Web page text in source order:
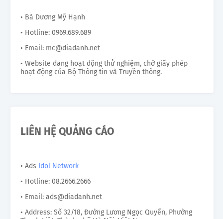
• Bà Dương Mỹ Hạnh
• Hotline: 0969.689.689
• Email: mc@diadanh.net
• Website đang hoạt động thử nghiệm, chờ giấy phép
hoạt động của Bộ Thông tin và Truyền thông.
LIÊN HỆ QUẢNG CÁO
• Ads Idol Network
• Hotline: 08.2666.2666
• Email: ads@diadanh.net
• Address: Số 32/18, Đường Lương Ngọc Quyến, Phường